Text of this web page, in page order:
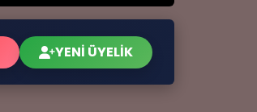
YENİ ÜYELİK